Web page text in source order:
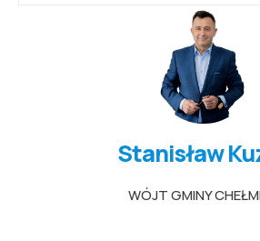
Stanisław
WÓJT GMINY